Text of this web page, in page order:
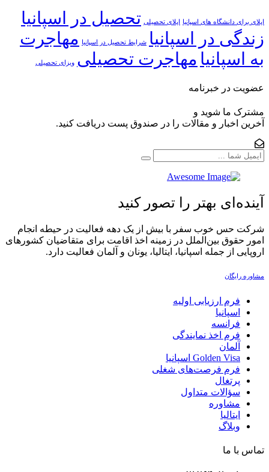
اپلای برای دانشگاه های اسپانیا اپلای تحصیلی تحصیل در اسپانیا
زندگی در اسپانیا شرایط تحصیل در اسپانیا
مهاجرت
به اسپانیا مهاجرت تحصیلی ویزای تحصیلی
عضویت در خبرنامه
مشترک ما شوید و
آخرین اخبار و مقالات را در صندوق پست دریافت کنید.
آینده‌ای بهتر را تصور کنید
شرکت حس خوب سفر با بیش از یک دهه فعالیت در حیطه انجام
امور حقوق بین‌الملل در زمینه اخذ اقامت برای متقاضیان کشورهای
اروپایی از جمله اسپانیا، ایتالیا، یونان و آلمان فعالیت دارد.‏
مشاوره رایگان
فرم ارزیابی اولیه
اسپانیا
فرانسه
فرم اخذ نمایندگی
آلمان
Golden Visa اسپانيا
فرم فرصت‌های شغلی
پرتغال
سؤالات متداول
مشاوره
ایتالیا
وبلاگ
تماس با ما